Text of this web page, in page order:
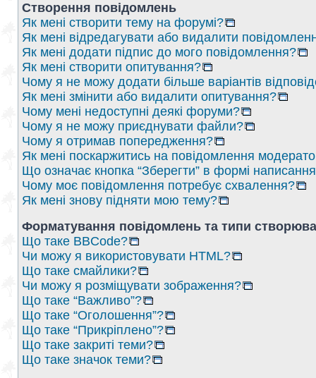
Створення повідомлень
Як мені створити тему на форумі?
Як мені відредагувати або видалити
Як мені додати підпис до мого повідомлення?
Як мені створити опитування?
Чому я не можу додати більше варіантів
Як мені змінити або видалити опитування?
Чому мені недоступні деякі форуми?
Чому я не можу приєднувати файли?
Чому я отримав попередження?
Як мені поскаржитись на повідомлення
Що означає кнопка “Зберегти” в формі
Чому моє повідомлення потребує схвалення?
Як мені знову підняти мою тему?
Форматування повідомлень та типи
Що таке BBCode?
Чи можу я використовувати HTML?
Що таке смайлики?
Чи можу я розміщувати зображення?
Що таке “Важливо”?
Що таке “Оголошення”?
Що таке “Прикріплено”?
Що таке закриті теми?
Що таке значок теми?